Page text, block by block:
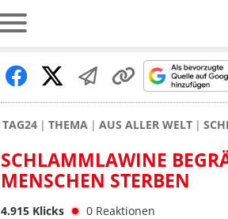
TAG24 THEMA AUS ALLER WELT
SCHLAMMLAWINE
MENSCHEN STERBEN
4.915 Klicks 0 Reaktionen